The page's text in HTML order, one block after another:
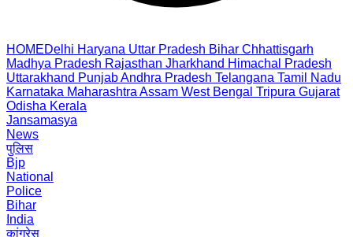
HOMEDelhi Haryana Uttar Pradesh Bihar Chhattisgarh
Madhya Pradesh Rajasthan Jharkhand Himachal Pradesh
Uttarakhand PunjabAndhra Pradesh Telangana Tamil Nadu
Karnataka Maharashtra Assam West Bengal Tripura Gujarat
Odisha Kerala
Jansamasya
News
पुलिस
Bjp
National
Police
Bihar
India
कांग्रेस